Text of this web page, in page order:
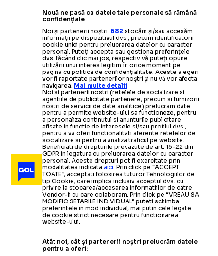
Nouă ne pasă ca datele tale personale să rămână
confidențiale
Noi și partenerii noștri 682 stocăm și/sau accesăm
informații pe dispozitivul dvs., precum identificatorii
cookie unici pentru prelucrarea datelor cu caracter
personal. Puteți accepta sau gestiona preferințele
dvs. făcând clic mai jos, respectiv vă puteți opune
utilizării unui interes legitim în orice moment pe
pagina cu politica de confidențialitate. Aceste alegeri
vor fi raportate partenerilor noștri și nu vă vor afecta
navigarea. Mai multe detalii
Noi si partenerii nostri (retelele de socializare si
agentiile de publicitate partenere, precum si furnizorii
nostri de servicii de date analitice) prelucram date
pentru a permite website-ului sa functioneze, pentru
a personaliza continutul si anunturile publicitare
afisate in functie de interesele si/sau profilul dvs.,
pentru a va oferi functionalitati aferente retelelor de
socializare si pentru a analiza traficul pe website.
Beneficiati de drepturile prevazute de art. 15-22 din
GDPR in legatura cu prelucrarea datelor cu caracter
personal. Aceste drepturi pot fi exercitate prin
modalitatea indicataaici. Prin click pe “ACCEPT
TOATE”, acceptati folosirea tuturor Tehnologiilor de
tip Cookie, care implica inclusiv acceptul dvs. cu
privire la stocarea/accesarea informatiilor de catre
Vendor-ii cu care colaboram. Prin click pe “VREAU SA
MODIFIC SETARILE INDIVIDUAL” puteti schimba
preferintele in mod individual, mai putin cele legate
de cookie strict necesare pentru functionarea
website-ului.
Atât noi, cât și partenerii noștri prelucrăm datele
pentru a oferi: